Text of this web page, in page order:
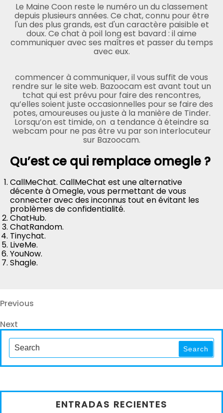
Le Maine Coon reste le numéro un du classement
depuis plusieurs années. Ce chat, connu pour être
l'un des plus grands, est d'un caractère paisible et
doux. Ce chat à poil long est bavard : il aime
communiquer avec ses maîtres et passer du temps
avec eux.
commencer à communiquer, il vous suffit de vous
rendre sur le site web. Bazoocam est avant tout un
tchat qui est prévu pour faire des rencontres,
qu’elles soient juste occasionnelles pour se faire des
potes, amoureuses ou juste à la manière de Tinder.
Lorsqu’on est timide, on a tendance à éteindre sa
webcam pour ne pas être vu par son interlocuteur
sur Bazoocam.
Qu’est ce qui remplace omegle ?
CallMeChat. CallMeChat est une alternative
décente à Omegle, vous permettant de vous
connecter avec des inconnus tout en évitant les
problèmes de confidentialité.
ChatHub.
ChatRandom.
Tinychat.
LiveMe.
YouNow.
Shagle.
Navegación
de
entradas
Previous
Previous
Next
Post
Next
Search
for: Search
ENTRADAS RECIENTES